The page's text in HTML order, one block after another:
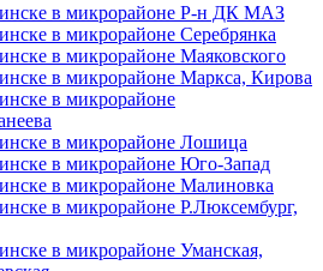
в микрорайоне Р-н ДК МАЗ
в микрорайоне Серебрянка
в микрорайоне Маяковского
в микрорайоне Маркса, Кирова
в микрорайоне
в микрорайоне Лошица
в микрорайоне Юго-Запад
в микрорайоне Малиновка
в микрорайоне Р.Люксембург,
в микрорайоне Уманская,